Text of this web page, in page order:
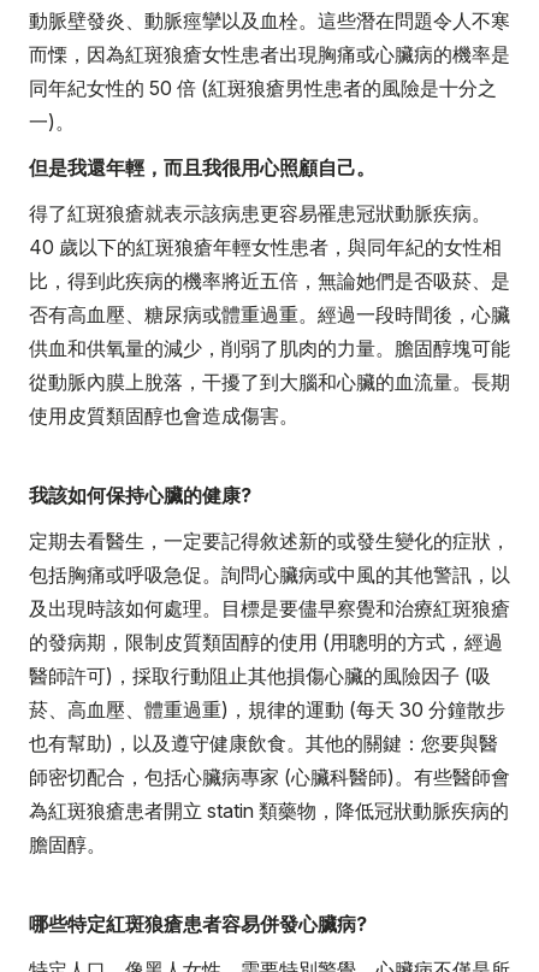
動脈壁發炎、動脈痙攣以及血栓。這些潛在問題令人不寒
而慄，因為紅斑狼瘡女性患者出現胸痛或心臟病的機率是
同年紀女性的 50 倍 (紅斑狼瘡男性患者的風險是十分之
一)。
但是我還年輕，而且我很用心照顧自己。
得了紅斑狼瘡就表示該病患更容易罹患冠狀動脈疾病。
40 歲以下的紅斑狼瘡年輕女性患者，與同年紀的女性相
比，得到此疾病的機率將近五倍，無論她們是否吸菸、是
否有高血壓、糖尿病或體重過重。經過一段時間後，心臟
供血和供氧量的減少，削弱了肌肉的力量。膽固醇塊可能
從動脈內膜上脫落，干擾了到大腦和心臟的血流量。長期
使用皮質類固醇也會造成傷害。
我該如何保持心臟的健康?
定期去看醫生，一定要記得敘述新的或發生變化的症狀，
包括胸痛或呼吸急促。詢問心臟病或中風的其他警訊，以
及出現時該如何處理。目標是要儘早察覺和治療紅斑狼瘡
的發病期，限制皮質類固醇的使用 (用聰明的方式，經過
醫師許可)，採取行動阻止其他損傷心臟的風險因子 (吸
菸、高血壓、體重過重)，規律的運動 (每天 30 分鐘散步
也有幫助)，以及遵守健康飲食。其他的關鍵：您要與醫
師密切配合，包括心臟病專家 (心臟科醫師)。有些醫師會
為紅斑狼瘡患者開立 statin 類藥物，降低冠狀動脈疾病的
膽固醇。
哪些特定紅斑狼瘡患者容易併發心臟病?